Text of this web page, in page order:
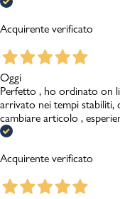
Acquirente verificato
Oggi
Perfetto , ho ordinato on
arrivato nei tempi stabiliti,
cambiare articolo ,
Acquirente verificato